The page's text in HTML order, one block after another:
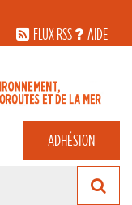
FLUX RSS
AIDE
ADHÉSION